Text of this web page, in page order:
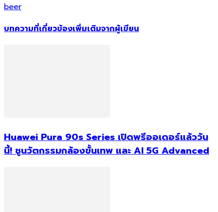
beer
บทความที่เกี่ยวข้องเพิ่มเติมจากผู้เขียน
Huawei Pura 90s Series เปิดพรีออเดอร์แล้ววัน
นี้! ชูนวัตกรรมกล้องขั้นเทพ และ AI 5G Advanced